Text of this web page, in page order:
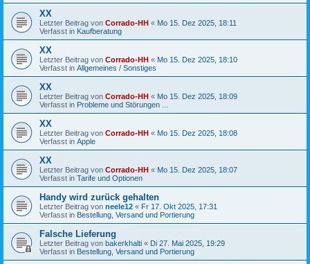
XX
Letzter Beitrag von Corrado-HH « Mo 15. Dez 2025, 18:11
Verfasst in Kaufberatung
XX
Letzter Beitrag von Corrado-HH « Mo 15. Dez 2025, 18:10
Verfasst in Allgemeines / Sonstiges
XX
Letzter Beitrag von Corrado-HH « Mo 15. Dez 2025, 18:09
Verfasst in Probleme und Störungen ...
XX
Letzter Beitrag von Corrado-HH « Mo 15. Dez 2025, 18:08
Verfasst in Apple
XX
Letzter Beitrag von Corrado-HH « Mo 15. Dez 2025, 18:07
Verfasst in Tarife und Optionen
Handy wird zurück gehalten
Letzter Beitrag von neele12 « Fr 17. Okt 2025, 17:31
Verfasst in Bestellung, Versand und Portierung
Falsche Lieferung
Letzter Beitrag von bakerkhalti « Di 27. Mai 2025, 19:29
Verfasst in Bestellung, Versand und Portierung